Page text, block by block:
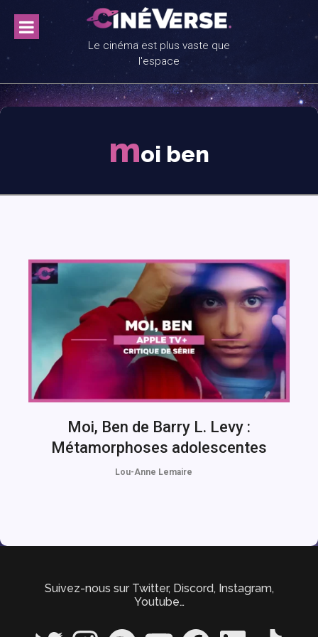
content
Le cinéma est plus vaste que
l'espace
moi ben
Moi, Ben de Barry L. Levy :
Métamorphoses adolescentes
Lou-Anne Lemaire
Suivez-nous sur Twitter, Discord, Instagram,
Youtube…
Twitter InstagramSpotify YouTube FacebookLinkedIn TikTok